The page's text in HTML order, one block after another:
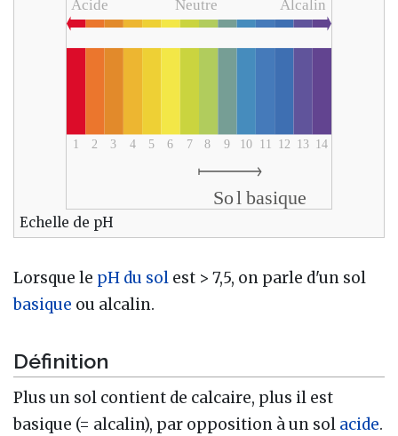
Echelle de pH
Lorsque le pH du sol est > 7,5, on parle d'un sol
basique ou alcalin.
Définition
Plus un sol contient de calcaire, plus il est
basique (= alcalin), par opposition à un sol acide.